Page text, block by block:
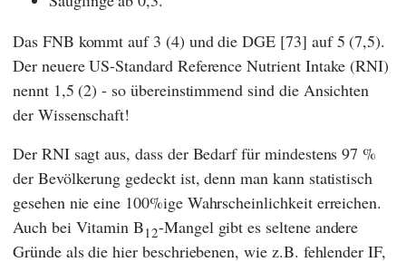
Das FNB kommt auf 3 (4) und die DGE [73] auf 5 (7,5).
Der neuere US-Standard Reference Nutrient Intake (RNI)
nennt 1,5 (2) - so übereinstimmend sind die Ansichten
der Wissenschaft!
Der RNI sagt aus, dass der Bedarf für mindestens 97 %
der Bevölkerung gedeckt ist, denn man kann statistisch
gesehen nie eine 100%ige Wahrscheinlichkeit erreichen.
Auch bei Vitamin B12-Mangel gibt es seltene andere
Gründe als die hier beschriebenen, wie z.B. fehlender IF,